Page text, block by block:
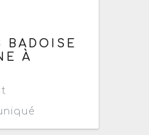
BADOISE
À